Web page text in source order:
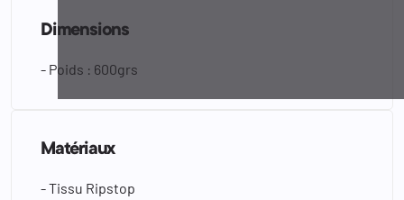
Dimensions
- Poids : 600grs
Matériaux
- Tissu Ripstop